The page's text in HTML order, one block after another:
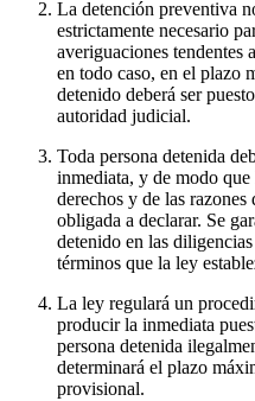
La detención preventiva
estrictamente necesario
averiguaciones tendentes
en todo caso, en el plazo
detenido deberá ser
autoridad judicial.
Toda persona detenida
inmediata, y de modo que
derechos y de las
obligada a declarar. Se
detenido en las
términos que la ley
La ley regulará un
producir la inmediata
persona detenida
determinará el plazo
provisional.